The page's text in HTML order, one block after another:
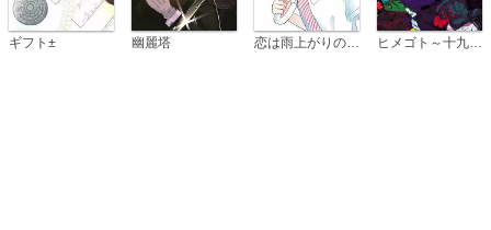
ギフト± 幽麗塔